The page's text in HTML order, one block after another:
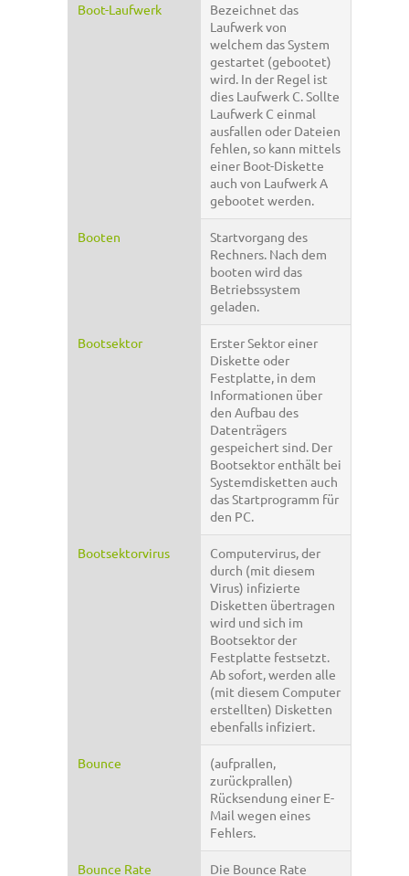
Boot-Laufwerk
Bezeichnet das
Laufwerk von
welchem das System
gestartet (gebootet)
wird. In der Regel ist
dies Laufwerk C. Sollte
Laufwerk C einmal
ausfallen oder Dateien
fehlen, so kann mittels
einer Boot-Diskette
auch von Laufwerk A
gebootet werden.
Booten
Startvorgang des
Rechners. Nach dem
booten wird das
Betriebssystem
geladen.
Bootsektor
Erster Sektor einer
Diskette oder
Festplatte, in dem
Informationen über
den Aufbau des
Datenträgers
gespeichert sind. Der
Bootsektor enthält bei
Systemdisketten auch
das Startprogramm für
den PC.
Bootsektorvirus
Computervirus, der
durch (mit diesem
Virus) infizierte
Disketten übertragen
wird und sich im
Bootsektor der
Festplatte festsetzt.
Ab sofort, werden alle
(mit diesem Computer
erstellten) Disketten
ebenfalls infiziert.
Bounce
(aufprallen,
zurückprallen)
Rücksendung einer E-
Mail wegen eines
Fehlers.
Bounce Rate Die Bounce Rate